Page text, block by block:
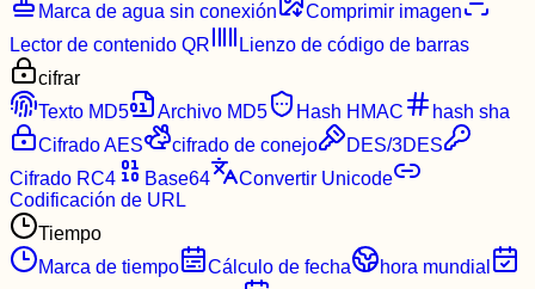
Marca de agua sin conexión
Comprimir imagen
Lector de contenido QR
Lienzo de código de barras
cifrar
Texto MD5
Archivo MD5 Hash HMAC
hash sha
Cifrado AES
cifrado de conejo
DES/3DES
Cifrado RC4
Base64
Convertir Unicode
Codificación de URL
Tiempo
Marca de tiempo
Cálculo de fecha
hora mundial